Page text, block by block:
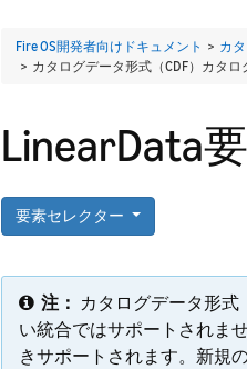
Fire OS開発者向けドキュメント > カ
> カタログデータ形式（CDF）カタ
LinearData
要素セレクター
注： カタログデータ形式
い統合ではサポートされま
きサポートされます。新規